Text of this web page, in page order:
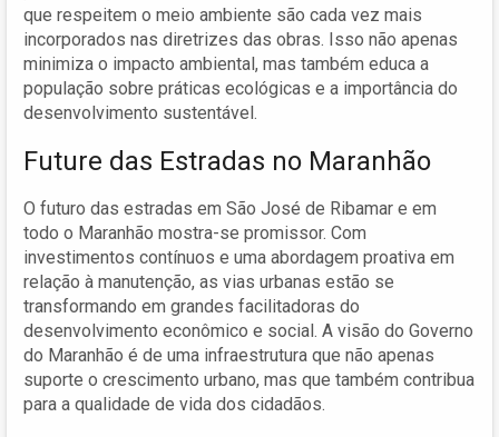
que respeitem o meio ambiente são cada vez mais
incorporados nas diretrizes das obras. Isso não apenas
minimiza o impacto ambiental, mas também educa a
população sobre práticas ecológicas e a importância do
desenvolvimento sustentável.
Future das Estradas no Maranhão
O futuro das estradas em São José de Ribamar e em
todo o Maranhão mostra-se promissor. Com
investimentos contínuos e uma abordagem proativa em
relação à manutenção, as vias urbanas estão se
transformando em grandes facilitadoras do
desenvolvimento econômico e social. A visão do Governo
do Maranhão é de uma infraestrutura que não apenas
suporte o crescimento urbano, mas que também contribua
para a qualidade de vida dos cidadãos.